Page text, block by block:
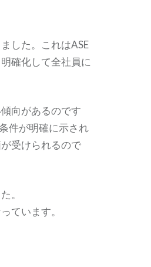
した。これはASE
確化して全社員に
向があるのです
件が明確に示され
受けられるので
。
ています。